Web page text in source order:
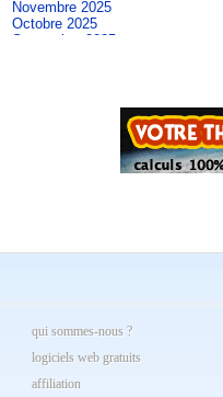
Novembre 2025
Octobre 2025
Septembre 2025
Spécial AQ 7.84 jan.2025
Septembre 2024
Avril 2024
Mars 2024
Février 2024
Janvier 2024
qui sommes-nous ?
logiciels web gratuits
affiliation